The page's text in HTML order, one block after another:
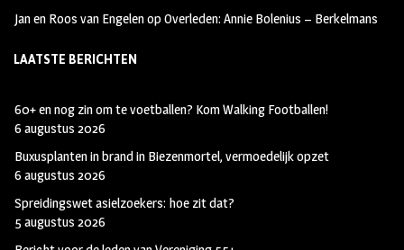
Jan en Roos van EngelenopOverleden: Annie Bolenius – Berkelmans
LAATSTE BERICHTEN
60+ en nog zin om te voetballen? Kom Walking Footballen!
6 augustus 2026
Buxusplanten in brand in Biezenmortel, vermoedelijk opzet
6 augustus 2026
Spreidingswet asielzoekers: hoe zit dat?
5 augustus 2026